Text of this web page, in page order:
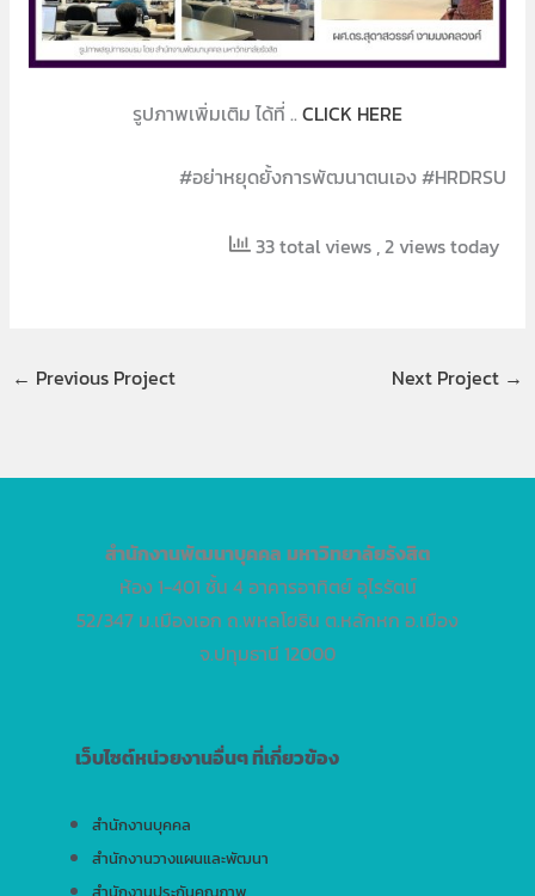
รูปภาพเพิ่มเติม ได้ที่ .. CLICK HERE
#อย่าหยุดยั้งการพัฒนาตนเอง #HRDRSU
33 total views , 2 views today
← Previous Project Next Project →
สำนักงานพัฒนาบุคคล มหาวิทยาลัยรังสิต
ห้อง 1-401 ชั้น 4 อาคารอาทิตย์ อุไรรัตน์
52/347 ม.เมืองเอก ถ.พหลโยธิน ต.หลักหก อ.เมือง
จ.ปทุมธานี 12000
เว็บไซต์หน่วยงานอื่นๆ ที่เกี่ยวข้อง
สำนักงานบุคคล
สำนักงานวางแผนและพัฒนา